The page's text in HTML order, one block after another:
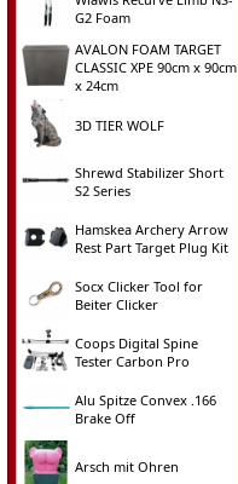
G2 Foam
AVALON FOAM TARGET
CLASSIC XPE 90cm x 90cm
x 24cm
3D TIER WOLF
Shrewd Stabilizer Short
S2 Series
Hamskea Archery Arrow
Rest Part Target Plug Kit
Socx Clicker Tool for
Beiter Clicker
Coops Digital Spine
Tester Carbon Pro
Alu Spitze Convex .166
Brake Off
Arsch mit Ohren